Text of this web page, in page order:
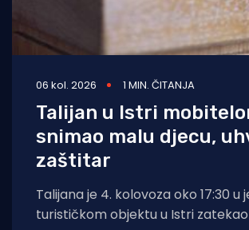
06 kol. 2026 1 MIN. ČITANJA
Talijan u Istri
snimao malu djecu,
zaštitar
Talijana je 4. kolovoza oko 17:30 u
turističkom objektu u Istri